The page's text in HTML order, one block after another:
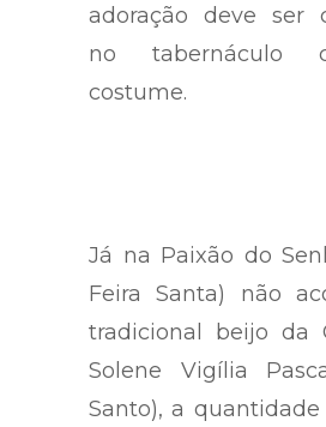
adoração deve ser
no tabernáculo
costume.
Já na Paixão do
Feira Santa) não
tradicional beijo da
Solene Vigília
Santo), a